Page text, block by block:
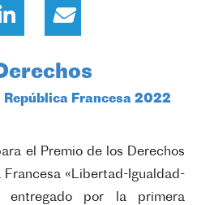
República Francesa 2022
el Premio de los Derechos
Francesa «Libertad-Igualdad-
entregado por la primera